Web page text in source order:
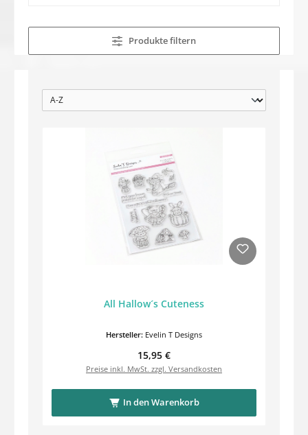
Produkte filtern
All Hallow´s Cuteness
Hersteller: Evelin T Designs
Regulärer Preis:
15,95 €
Preise inkl. MwSt. zzgl. Versandkosten
In den Warenkorb